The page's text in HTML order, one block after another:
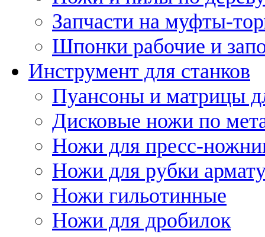
Запчасти на муфты-
Шпонки рабочие и
Инструмент для станков
Пуансоны и матрицы
Дисковые ножи по
Ножи для пресс-
Ножи для рубки
Ножи гильотинные
Ножи для дробилок